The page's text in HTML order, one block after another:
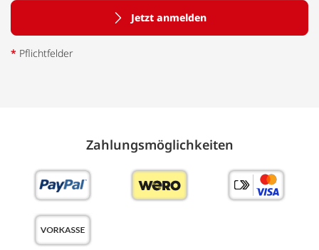
Jetzt anmelden
* Pflichtfelder
Zahlungs­möglich­keiten